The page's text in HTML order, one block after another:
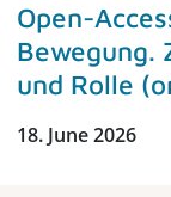
Open-
Bewegung.
und Rolle
18. June 2026